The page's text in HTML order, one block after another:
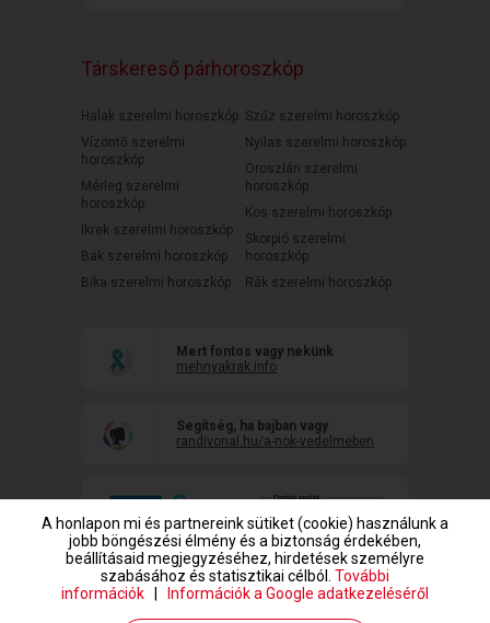
Társkereső párhoroszkóp
Halak szerelmi horoszkóp
Vízöntő szerelmi
horoszkóp
Mérleg szerelmi
horoszkóp
Ikrek szerelmi horoszkóp
Bak szerelmi horoszkóp
Bika szerelmi horoszkóp
Szűz szerelmi horoszkóp
Nyilas szerelmi horoszkóp
Oroszlán szerelmi
horoszkóp
Kos szerelmi horoszkóp
Skorpió szerelmi
horoszkóp
Rák szerelmi horoszkóp
Mert fontos vagy nekünk
mehnyakrak.info
Segítség, ha bajban vagy
randivonal.hu/a-nok-vedelmeben
A honlapon mi és partnereink sütiket (cookie) használunk a
jobb böngészési élmény és a biztonság érdekében,
beállításaid megjegyzéséhez, hirdetések személyre
szabásához és statisztikai célból. További
információk
Információk a Google adatkezeléséről